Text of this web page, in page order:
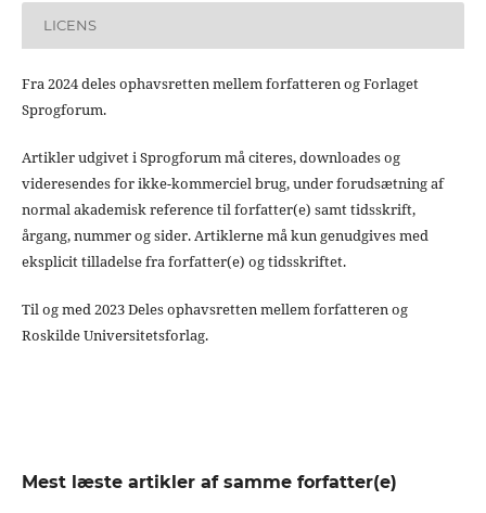
LICENS
Fra 2024 deles ophavsretten mellem forfatteren og Forlaget
Sprogforum.
Artikler udgivet i Sprogforum må citeres, downloades og
videresendes for ikke-kommerciel brug, under forudsætning af
normal akademisk reference til forfatter(e) samt tidsskrift,
årgang, nummer og sider. Artiklerne må kun genudgives med
eksplicit tilladelse fra forfatter(e) og tidsskriftet.
Til og med 2023 Deles ophavsretten mellem forfatteren og
Roskilde Universitetsforlag.
Mest læste artikler af samme forfatter(e)